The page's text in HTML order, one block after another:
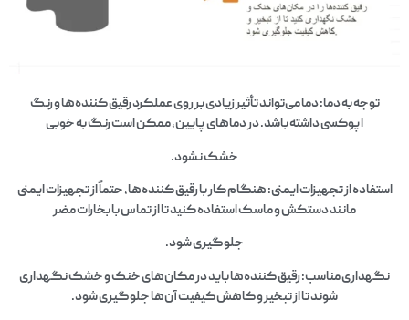
توجه به دما: دما می‌تواند تأثیر زیادی بر روی عملکرد رقیق کننده‌ها و رنگ
اپوکسی داشته باشد. در دماهای پایین، ممکن است رنگ به خوبی
خشک نشود.
استفاده از تجهیزات ایمنی: هنگام کار با رقیق کننده‌ها، حتماً از تجهیزات ایمنی
مانند دستکش و ماسک استفاده کنید تا از تماس با بخارات مضر
جلوگیری شود.
نگهداری مناسب: رقیق کننده‌ها باید در مکان‌های خنک و خشک نگهداری
شوند تا از تبخیر و کاهش کیفیت آن‌ها جلوگیری شود.